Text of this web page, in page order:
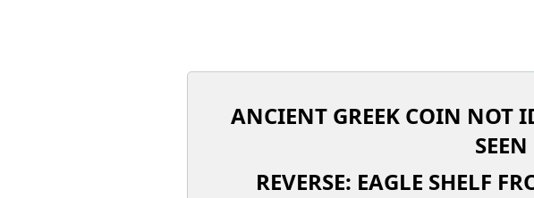
ANCIENT GREEK COIN NOT
REVERSE: EAGLE SHELF